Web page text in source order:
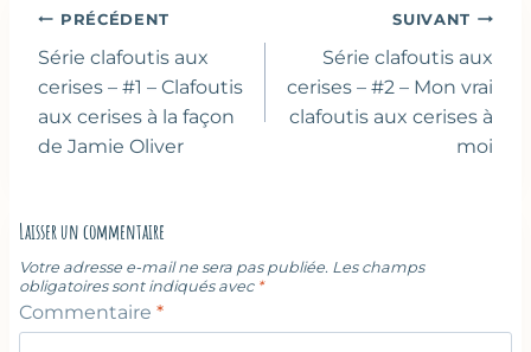
Navigation
de
l’article
PRÉCÉDENT
Série clafoutis aux
cerises – #1 – Clafoutis
aux cerises à la façon
de Jamie Oliver
SUIVANT
Série clafoutis aux
cerises – #2 – Mon vrai
clafoutis aux cerises à
moi
Laisser un commentaire
Votre adresse e-mail ne sera pas publiée. Les champs
obligatoires sont indiqués avec *
Commentaire *